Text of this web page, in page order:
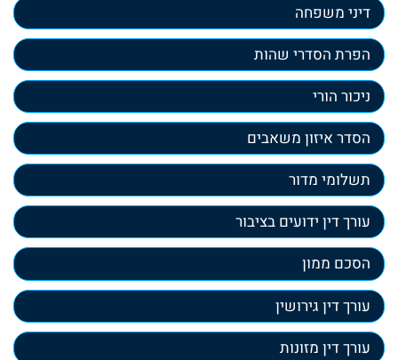
דיני משפחה
הפרת הסדרי שהות
ניכור הורי
הסדר איזון משאבים
תשלומי מדור
עורך דין ידועים בציבור
הסכם ממון
עורך דין גירושין
עורך דין מזונות